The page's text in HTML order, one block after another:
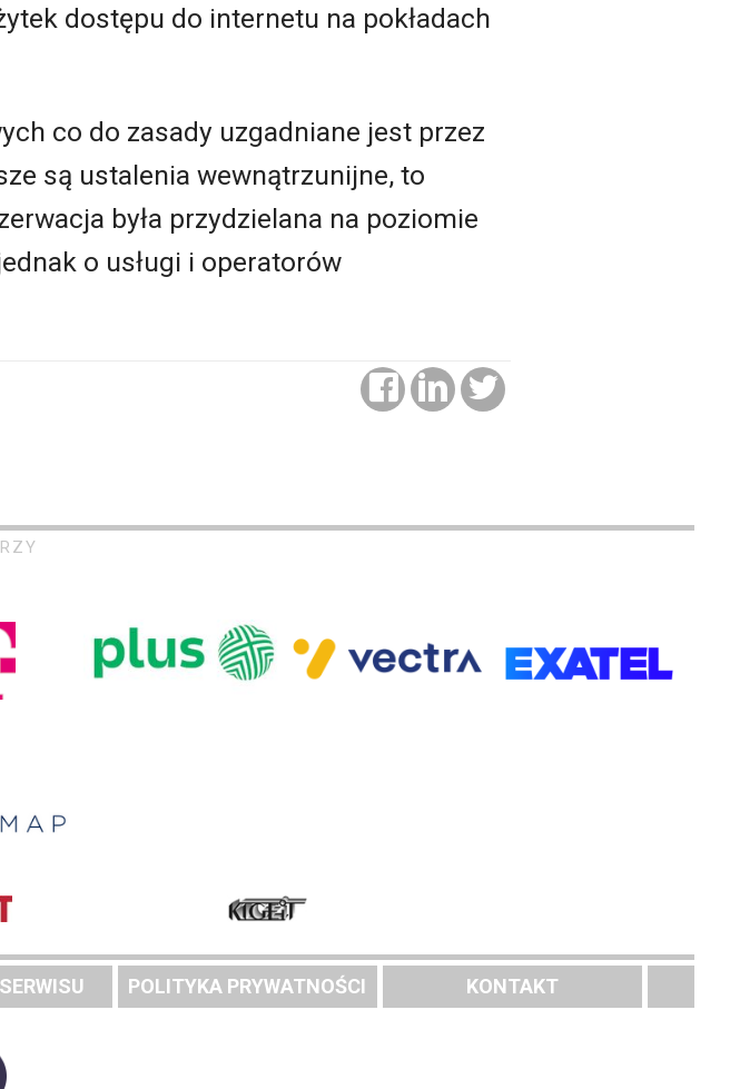
dostępu do internetu na pokładach
co do zasady uzgadniane jest przez
są ustalenia wewnątrzunijne, to
była przydzielana na poziomie
o usługi i operatorów
POLITYKA PRYWATNOŚCI KONTAKT